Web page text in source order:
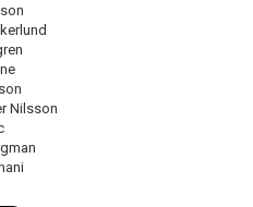
Nilsson